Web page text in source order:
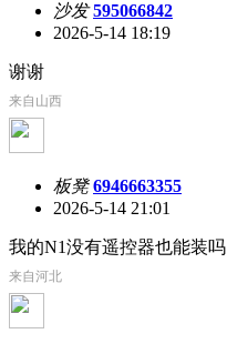
沙发 595066842
2026-5-14 18:19
谢谢
来自山西
板凳 6946663355
2026-5-14 21:01
我的N1没有遥控器也能装吗
来自河北